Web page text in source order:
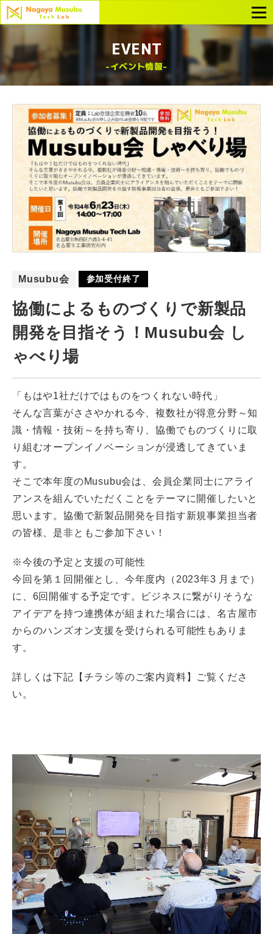
EVENT
イベント情報
Musubu会 参加受付終了
協働によるものづくりで新製品
開発を目指そう！Musubu会 し
ゃべり場
「もはや1社だけではものをつくれない時代」
そんな言葉がささやかれる今、複数社が得意分野～知
識・情報・技術～を持ち寄り、協働でものづくりに取
り組むオープンイノベーションが浸透してきていま
す。
そこで本年度のMusubu会は、会員企業同士にアライ
アンスを組んでいただくことをテーマに開催したいと
思います。協働で新製品開発を目指す新規事業担当者
の皆様、是非ともご参加下さい！
※今後の予定と支援の可能性
今回を第１回開催とし、今年度内（2023年3 月まで）
に、6回開催する予定です。ビジネスに繋がりそうな
アイデアを持つ連携体が組まれた場合には、名古屋市
からのハンズオン支援を受けられる可能性もありま
す。
詳しくは下記【チラシ等のご案内資料】ご覧くださ
い。